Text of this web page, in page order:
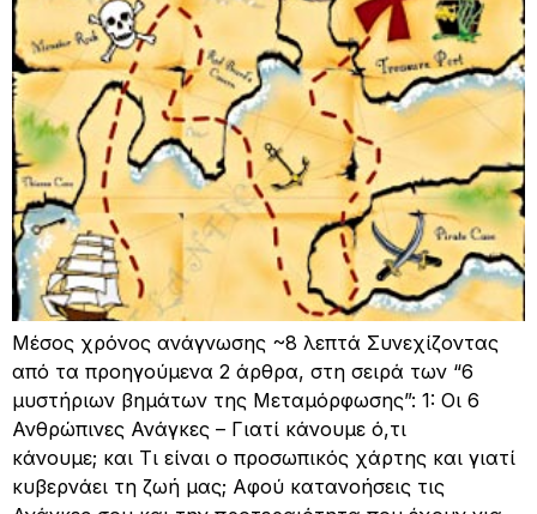
Μέσος χρόνος ανάγνωσης ~8 λεπτά Συνεχίζοντας
από τα προηγούμενα 2 άρθρα, στη σειρά των “6
μυστήριων βημάτων της Μεταμόρφωσης”: 1: Οι 6
Ανθρώπινες Ανάγκες – Γιατί κάνουμε ό,τι
κάνουμε; και Τι είναι ο προσωπικός χάρτης και γιατί
κυβερνάει τη ζωή μας; Αφού κατανοήσεις τις